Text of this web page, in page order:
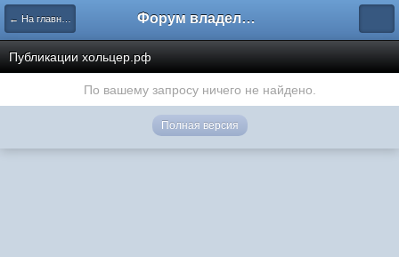
← На главную Форум владельцев интернет-магазинов
Публикации хольцер.рф
По вашему запросу ничего не найдено.
Полная версия